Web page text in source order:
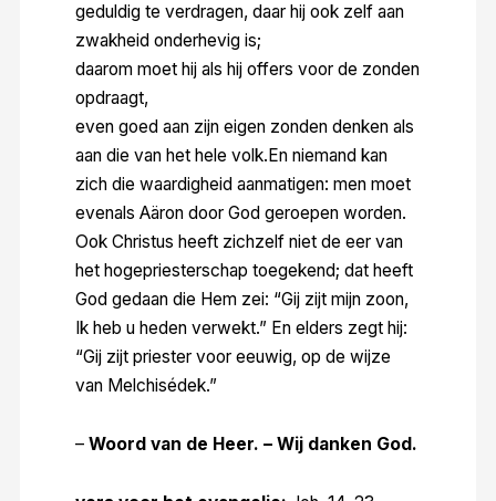
geduldig te verdragen, daar hij ook zelf aan
zwakheid onderhevig is;
daarom moet hij als hij offers voor de zonden
opdraagt,
even goed aan zijn eigen zonden denken als
aan die van het hele volk.En niemand kan
zich die waardigheid aanmatigen: men moet
evenals Aäron door God geroepen worden.
Ook Christus heeft zichzelf niet de eer van
het hogepriesterschap toegekend; dat heeft
God gedaan die Hem zei: “Gij zijt mijn zoon,
Ik heb u heden verwekt.” En elders zegt hij:
“Gij zijt priester voor eeuwig, op de wijze
van Melchisédek.”
–Woord van de Heer. – Wij danken God.